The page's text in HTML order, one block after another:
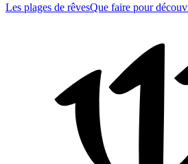
Les plages de rêvesQue faire pour